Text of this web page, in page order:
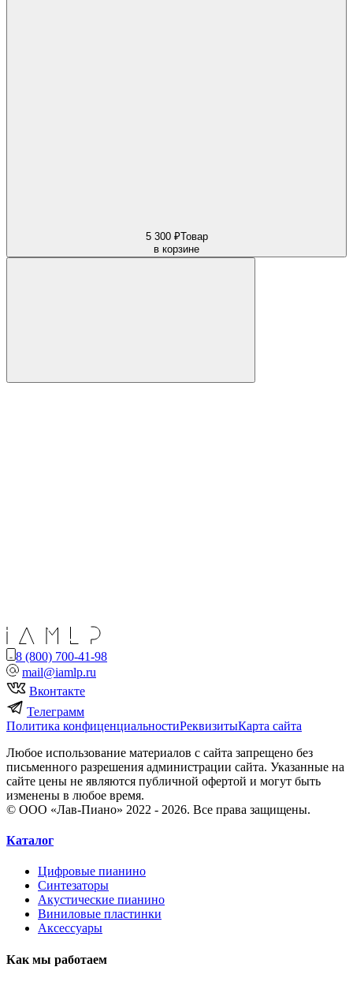
5 300 ₽Товар
в корзине
8 (800) 700-41-98
mail@iamlp.ru
Вконтакте
Телеграмм
Политика конфиценциальностиРеквизитыКарта сайта
Любое использование материалов с сайта запрещено без
письменного разрешения администрации сайта. Указанные на
сайте цены не являются публичной офертой и могут быть
изменены в любое время.
© ООО «Лав-Пиано» 2022 - 2026. Все права защищены.
Каталог
Цифровые пианино
Синтезаторы
Акустические пианино
Виниловые пластинки
Аксессуары
Как мы работаем